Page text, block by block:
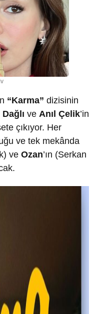
“Karma” dizisinin
ve Anıl Çelik’in
çıkıyor. Her
ve tek mekânda
ve Ozan’ın (Serkan